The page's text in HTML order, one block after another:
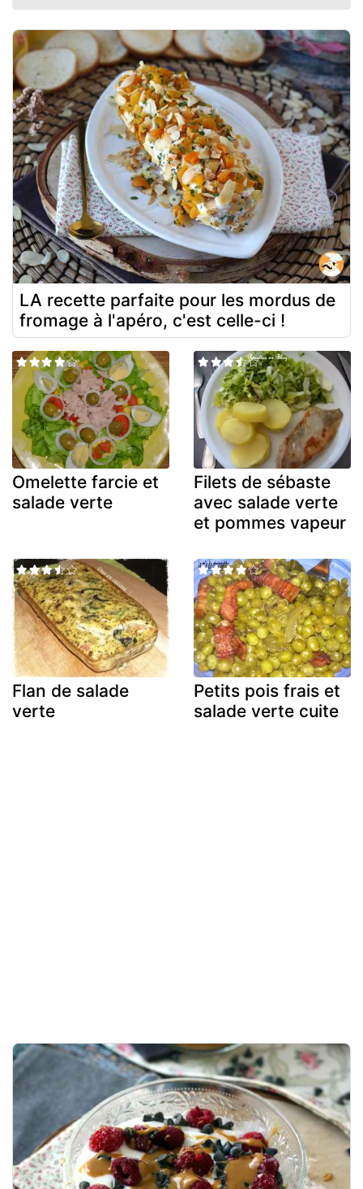
LA recette parfaite pour les mordus de
fromage à l'apéro, c'est celle-ci !
Omelette farcie et
salade verte
Filets de sébaste
avec salade verte
et pommes vapeur
Flan de salade
verte
Petits pois frais et
salade verte cuite